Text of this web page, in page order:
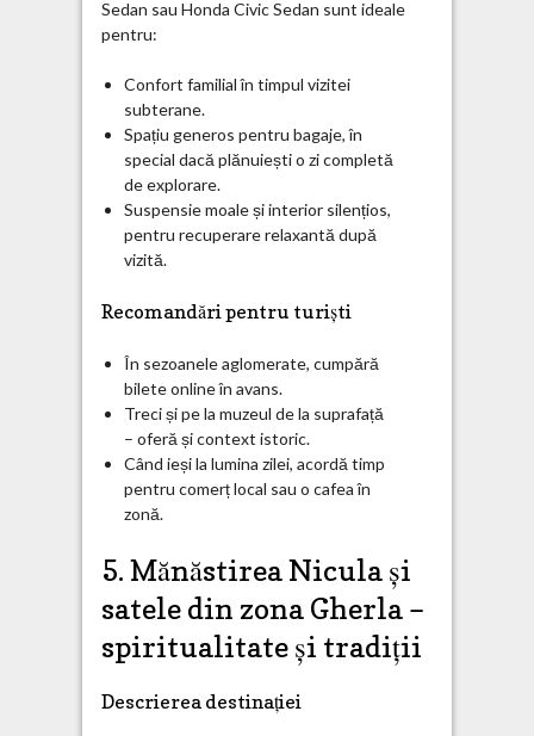
Sedan sau Honda Civic Sedan sunt ideale
pentru:
Confort familial în timpul vizitei
subterane.
Spațiu generos pentru bagaje, în
special dacă plănuiești o zi completă
de explorare.
Suspensie moale și interior silențios,
pentru recuperare relaxantă după
vizită.
Recomandări pentru turiști
În sezoanele aglomerate, cumpără
bilete online în avans.
Treci și pe la muzeul de la suprafață
– oferă și context istoric.
Când ieși la lumina zilei, acordă timp
pentru comerț local sau o cafea în
zonă.
5. Mănăstirea Nicula și
satele din zona Gherla –
spiritualitate și tradiții
Descrierea destinației